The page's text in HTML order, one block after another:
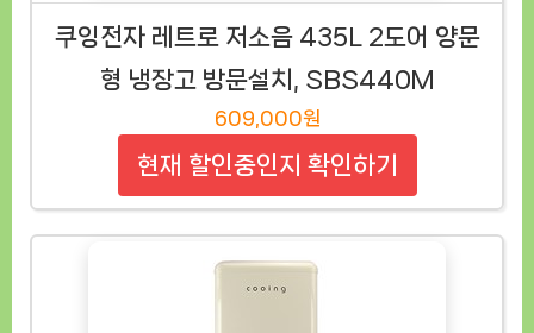
쿠잉전자 레트로 저소음 435L 2도어 양문
형 냉장고 방문설치, SBS440M
609,000원
현재 할인중인지 확인하기